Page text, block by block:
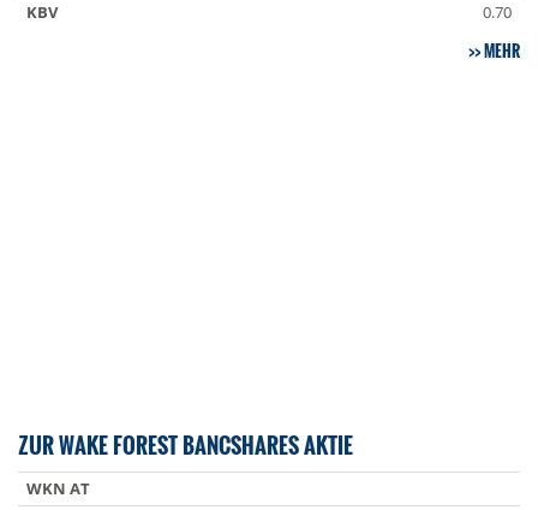
KBV
0.70
MEHR
ZUR WAKE FOREST BANCSHARES AKTIE
WKN AT